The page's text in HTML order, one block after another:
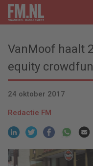
VanMoof haalt
equity
24 oktober 2017
Redactie FM